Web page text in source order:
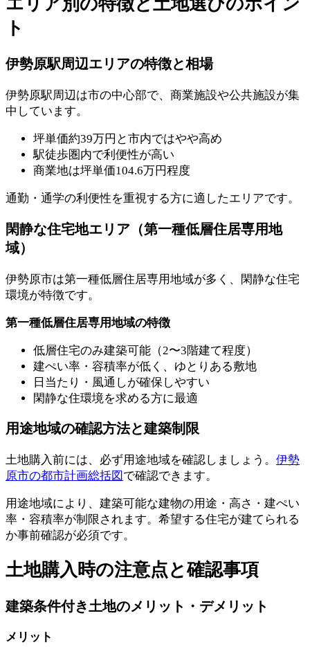
ト
伊勢原駅周辺エリアの特徴と相場
伊勢原駅周辺は市の中心部で、商業施設や公共施設が集
中しています。
坪単価約39万円と市内ではやや高め
駅徒歩圏内で利便性が高い
商業地は坪単価104.6万円程度
通勤・通学の利便性を重視する方に適したエリアです。
閑静な住宅地エリア（第一種低層住居専用地
域）
伊勢原市は第一種低層住居専用地域が多く、閑静な住宅
環境が特徴です。
第一種低層住居専用地域の特徴
低層住宅のみ建築可能（2〜3階建て程度）
建ぺい率・容積率が低く、ゆとりある敷地
日当たり・風通しが確保しやすい
閑静な住環境を求める方に最適
用途地域の確認方法と建築制限
土地購入前には、必ず用途地域を確認しましょう。 伊勢
原市の都市計画総括図 で確認できます。
用途地域により、建築可能な建物の用途・高さ・建ぺい
率・容積率が制限されます。希望する住宅が建てられる
か事前確認が必須です。
土地購入時の注意点と確認事項
建築条件付き土地のメリット・デメリット
メリット